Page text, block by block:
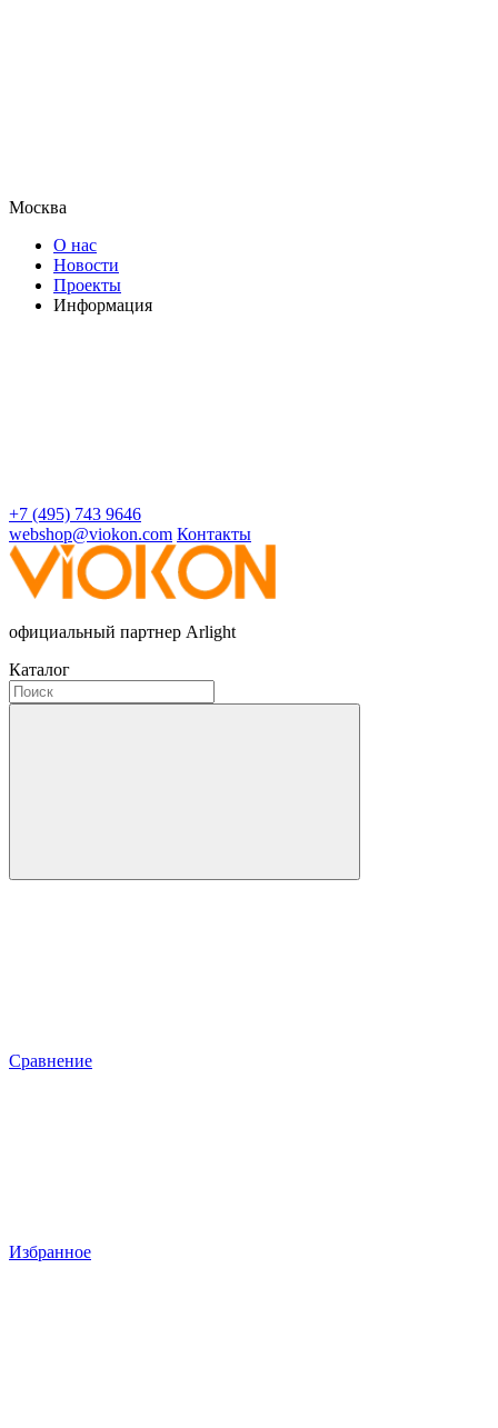
Москва
О нас
Новости
Проекты
Информация
+7 (495) 743 9646
webshop@viokon.com Контакты
официальный партнер Arlight
Каталог
Сравнение
Избранное